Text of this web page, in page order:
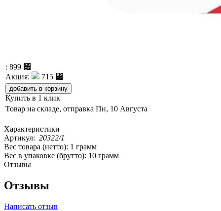
: 899 ⃏
Акция:
715 ⃏
Купить в 1 клик
Товар на складе, отправка Пн, 10 Августа
Характеристики
Артикул: 20322/1
Вес товара (нетто): 1 грамм
Вес в упаковке (брутто): 10 грамм
Отзывы
Отзывы
Написать отзыв